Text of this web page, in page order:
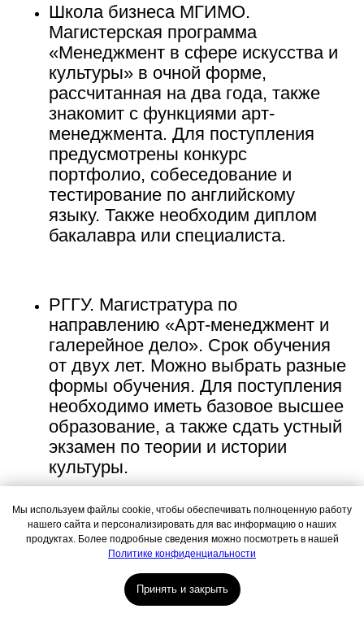
Школа бизнеса МГИМО.
Магистерская программа
«Менеджмент в сфере искусства и
культуры» в очной форме,
рассчитанная на два года, также
знакомит с функциями арт-
менеджмента. Для поступления
предусмотрены конкурс
портфолио, собеседование и
тестирование по английскому
языку. Также необходим диплом
бакалавра или специалиста.
РГГУ. Магистратура по
направлению «Арт-менеджмент и
галерейное дело». Срок обучения
от двух лет. Можно выбрать разные
формы обучения. Для поступления
необходимо иметь базовое высшее
образование, а также сдать устный
экзамен по теории и истории
культуры.
Как начать карьеру?
Мы используем файлы cookie, чтобы обеспечивать полноценную работу
нашего сайта и персонализировать для вас информацию о наших
продуктах. Более подробные сведения можно посмотреть в нашей
Политике конфиденциальности
Принять и закрыть
info@msca.ru
Образование
Выставки и события
Поддержать искусство
Новости школы
курсах, скидках и событиях школы.
Подписаться
Москва, Центр дизайна Artplay,
Способ оплаты
Политика конфиденциальности
Лицензия
Положение о конкурсе